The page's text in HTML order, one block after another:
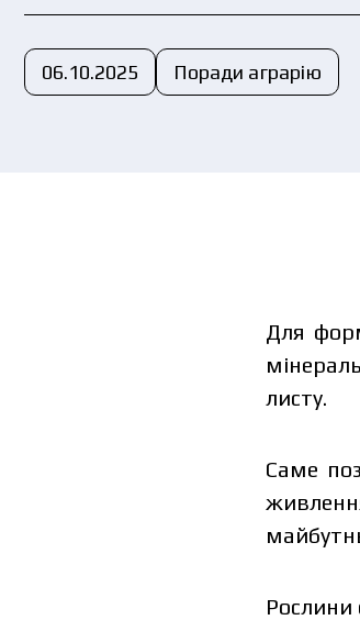
06.10.2025 Поради аграрію
Для
листу.
Саме